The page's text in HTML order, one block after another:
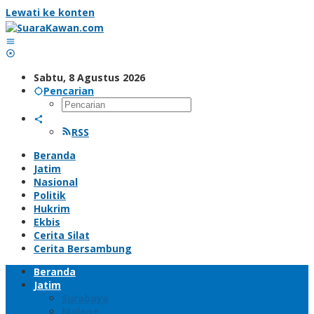
Lewati ke konten
Sabtu, 8 Agustus 2026
Pencarian
RSS
Beranda
Jatim
Nasional
Politik
Hukrim
Ekbis
Cerita Silat
Cerita Bersambung
Beranda
Jatim
Surabaya